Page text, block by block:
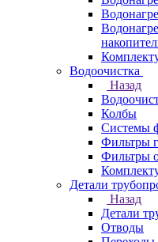
Водоочистка
Назад
Колбы
Системы
Фильтры
Фильтры
Детали
Назад
Детали
Отводы